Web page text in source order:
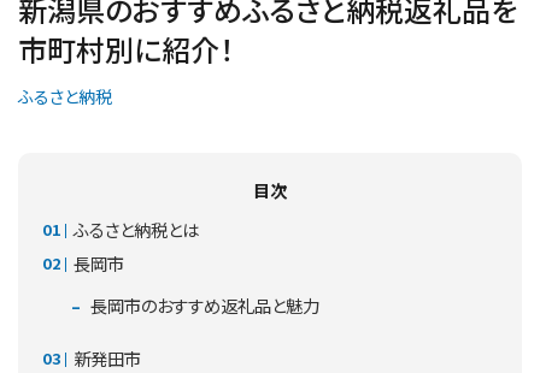
新潟県のおすすめふるさと納税返礼品を
市町村別に紹介！
ふるさと納税
目次
ふるさと納税とは
長岡市
長岡市のおすすめ返礼品と魅力
新発田市